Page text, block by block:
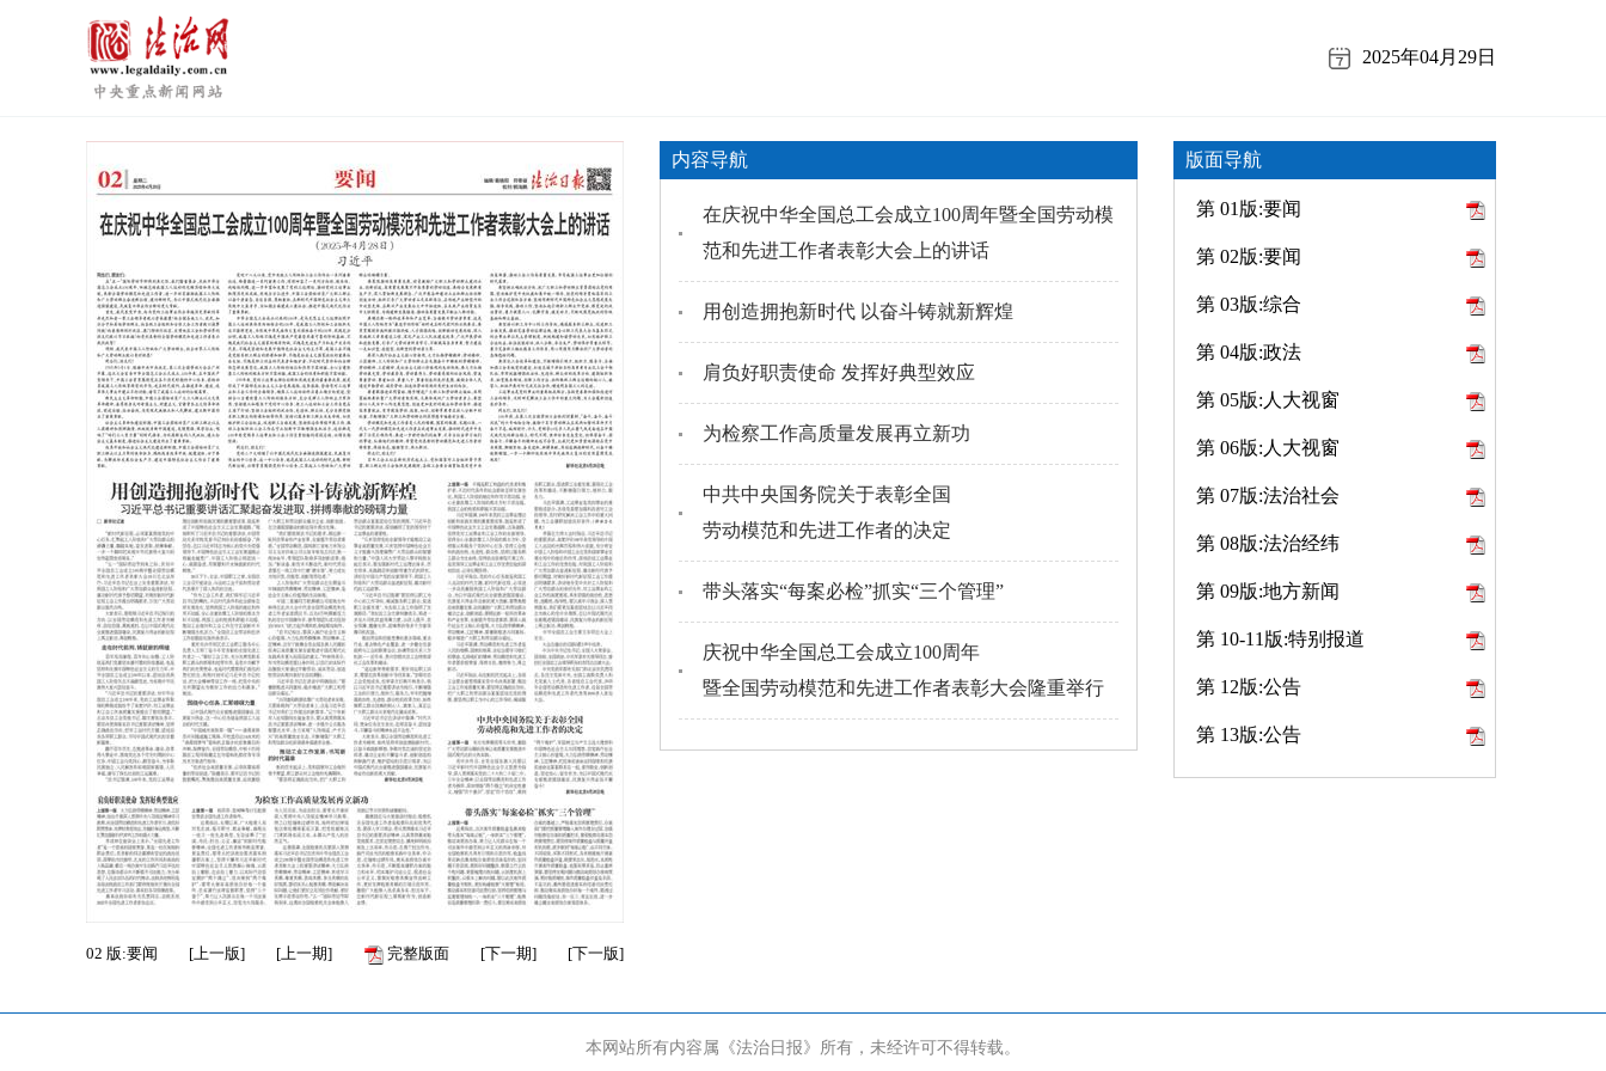
2025年04月29日
02 版:要闻 [上一版] [上一期] 完整版面 [下一期] [下一版]
内容导航
在庆祝中华全国总工会成立100周年暨全国劳动模
范和先进工作者表彰大会上的讲话
用创造拥抱新时代 以奋斗铸就新辉煌
肩负好职责使命 发挥好典型效应
为检察工作高质量发展再立新功
中共中央国务院关于表彰全国
劳动模范和先进工作者的决定
带头落实“每案必检”抓实“三个管理”
庆祝中华全国总工会成立100周年
暨全国劳动模范和先进工作者表彰大会隆重举行
版面导航
第 01版:要闻
第 02版:要闻
第 03版:综合
第 04版:政法
第 05版:人大视窗
第 06版:人大视窗
第 07版:法治社会
第 08版:法治经纬
第 09版:地方新闻
第 10-11版:特别报道
第 12版:公告
第 13版:公告
本网站所有内容属《法治日报》所有，未经许可不得转载。